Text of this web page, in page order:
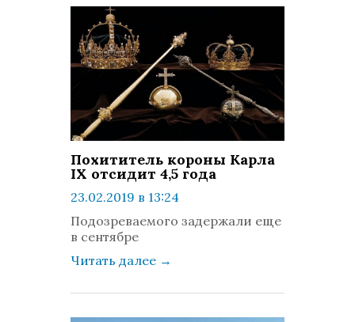
Похититель короны Карла
IX отсидит 4,5 года
23.02.2019 в 13:24
комментариев: 0
Подозреваемого задержали еще
в сентябре
Читать далее →